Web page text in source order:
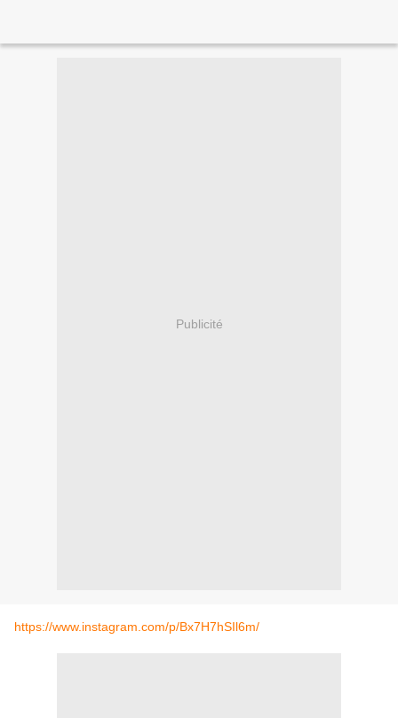
Publicité
https://www.instagram.com/p/Bx7H7hSIl6m/